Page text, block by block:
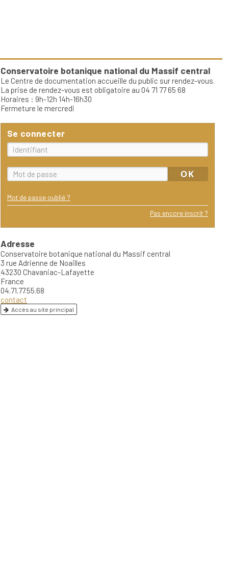
Conservatoire botanique national du Massif central
Le Centre de documentation accueille du public sur rendez-vous.
La prise de rendez-vous est obligatoire au 04 71 77 65 68
Horaires : 9h-12h 14h-16h30
Fermeture le mercredi
Se connecter
Mot de passe oublié ?
Pas encore inscrit ?
Adresse
Conservatoire botanique national du Massif central
3 rue Adrienne de Noailles
43230 Chavaniac-Lafayette
France
04.71.77.55.68
contact
Accès au site principal